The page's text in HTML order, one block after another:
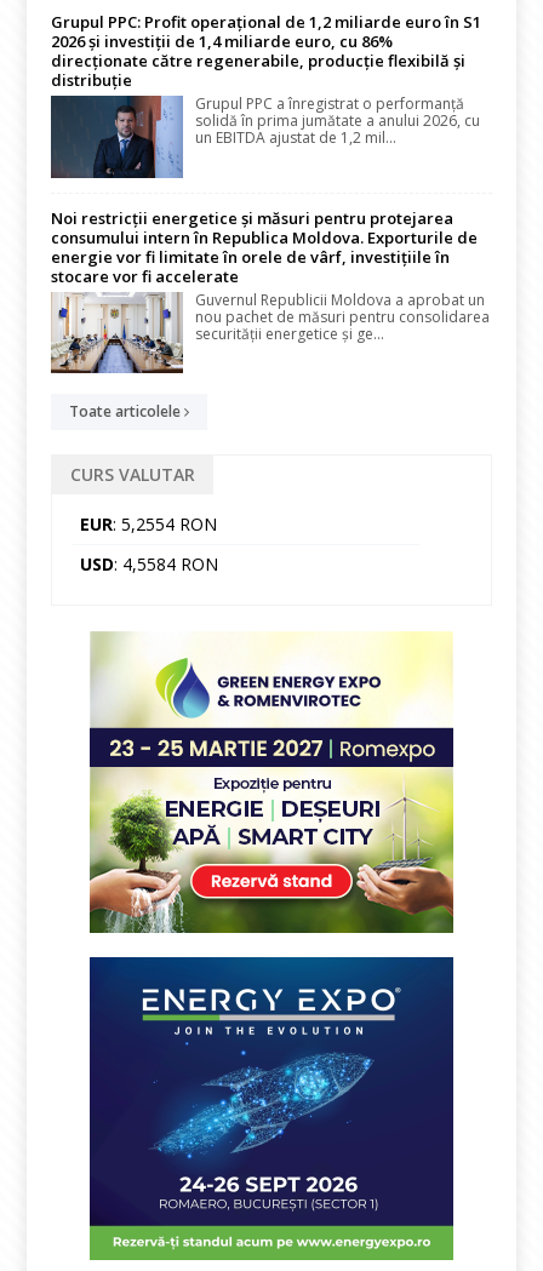
Grupul PPC: Profit operațional de 1,2 miliarde euro în S1
2026 și investiții de 1,4 miliarde euro, cu 86%
direcționate către regenerabile, producție flexibilă și
distribuție
Grupul PPC a înregistrat o performanță
solidă în prima jumătate a anului 2026, cu
un EBITDA ajustat de 1,2 mil...
Noi restricții energetice și măsuri pentru protejarea
consumului intern în Republica Moldova. Exporturile de
energie vor fi limitate în orele de vârf, investițiile în
stocare vor fi accelerate
Guvernul Republicii Moldova a aprobat un
nou pachet de măsuri pentru consolidarea
securității energetice și ge...
Toate articolele
CURS VALUTAR
EUR: 5,2554 RON
USD: 4,5584 RON